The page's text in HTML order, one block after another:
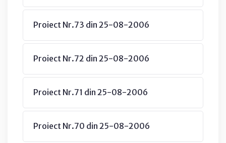
Proiect Nr.73 din 25-08-2006
Proiect Nr.72 din 25-08-2006
Proiect Nr.71 din 25-08-2006
Proiect Nr.70 din 25-08-2006